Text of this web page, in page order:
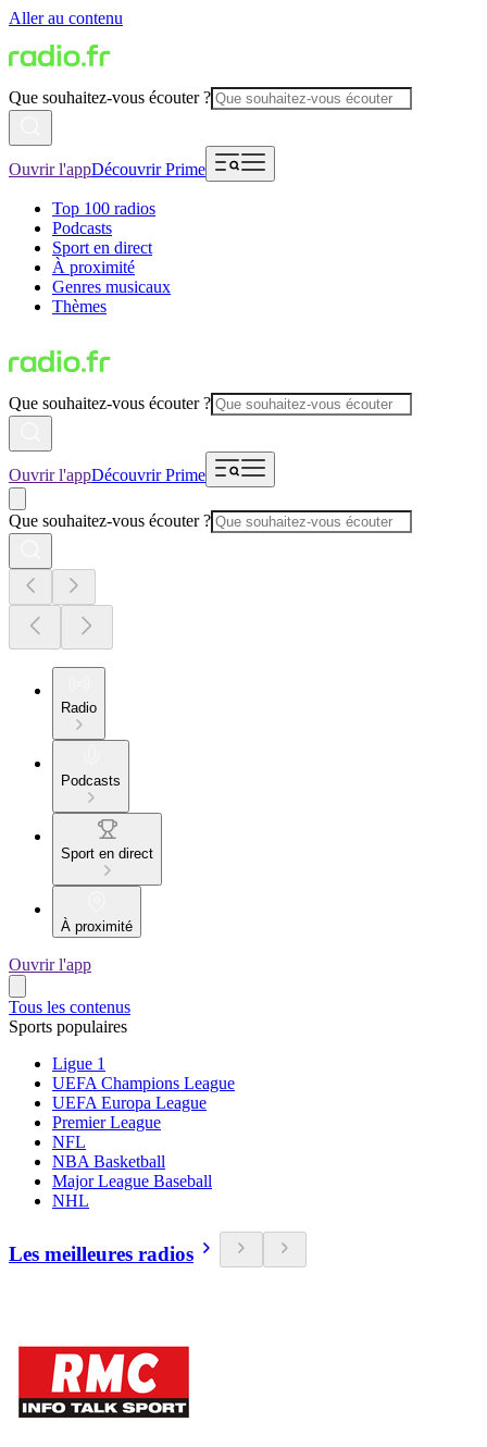
Aller au contenu
Que souhaitez-vous écouter ?
Ouvrir l'appDécouvrir Prime
Top 100 radios
Podcasts
Sport en direct
À proximité
Genres musicaux
Thèmes
Que souhaitez-vous écouter ?
Ouvrir l'appDécouvrir Prime
Que souhaitez-vous écouter ?
Radio
Podcasts
Sport en direct
À proximité
Ouvrir l'app
Tous les contenus
Sports populaires
Ligue 1
UEFA Champions League
UEFA Europa League
Premier League
NFL
NBA Basketball
Major League Baseball
NHL
Les meilleures radios